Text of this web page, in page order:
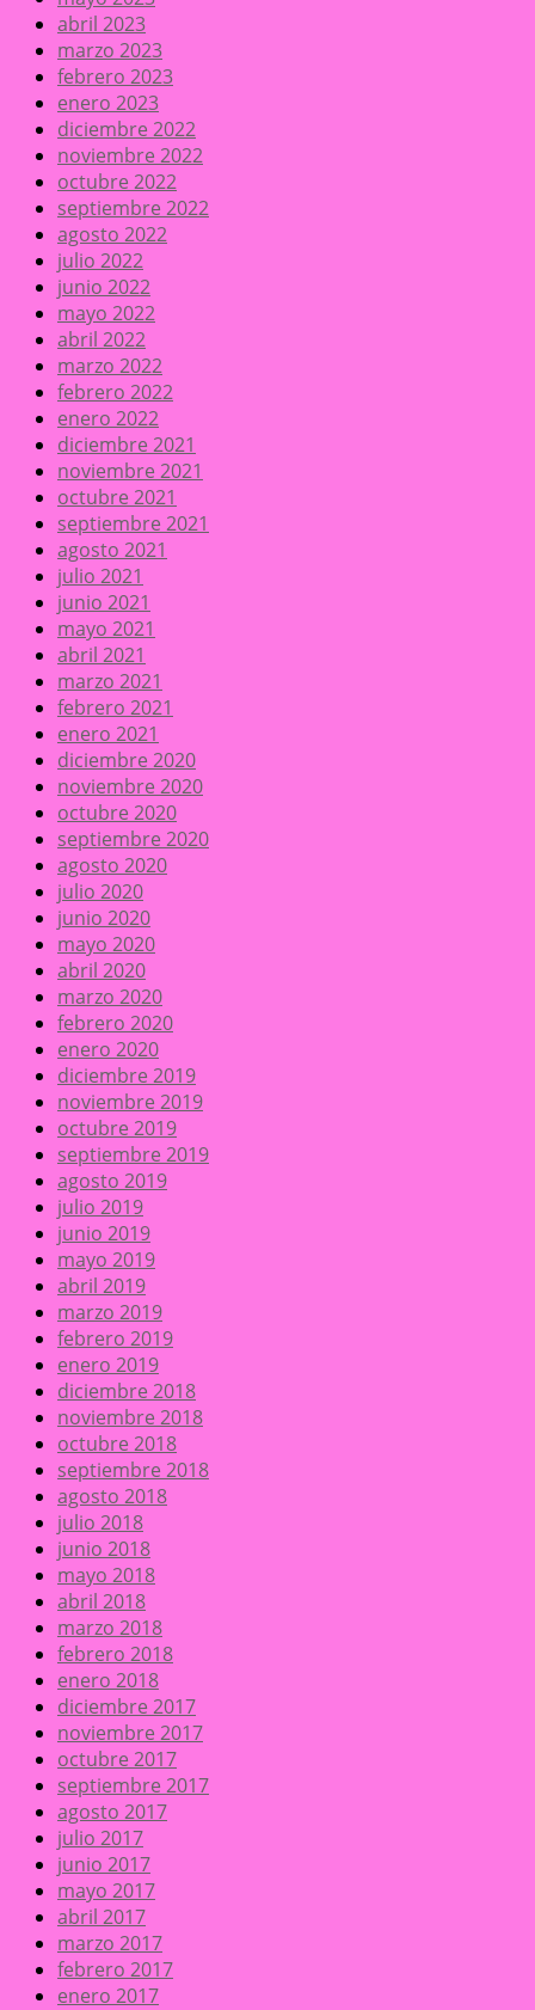
abril 2023
marzo 2023
febrero 2023
enero 2023
diciembre 2022
noviembre 2022
octubre 2022
septiembre 2022
agosto 2022
julio 2022
junio 2022
mayo 2022
abril 2022
marzo 2022
febrero 2022
enero 2022
diciembre 2021
noviembre 2021
octubre 2021
septiembre 2021
agosto 2021
julio 2021
junio 2021
mayo 2021
abril 2021
marzo 2021
febrero 2021
enero 2021
diciembre 2020
noviembre 2020
octubre 2020
septiembre 2020
agosto 2020
julio 2020
junio 2020
mayo 2020
abril 2020
marzo 2020
febrero 2020
enero 2020
diciembre 2019
noviembre 2019
octubre 2019
septiembre 2019
agosto 2019
julio 2019
junio 2019
mayo 2019
abril 2019
marzo 2019
febrero 2019
enero 2019
diciembre 2018
noviembre 2018
octubre 2018
septiembre 2018
agosto 2018
julio 2018
junio 2018
mayo 2018
abril 2018
marzo 2018
febrero 2018
enero 2018
diciembre 2017
noviembre 2017
octubre 2017
septiembre 2017
agosto 2017
julio 2017
junio 2017
mayo 2017
abril 2017
marzo 2017
febrero 2017
enero 2017